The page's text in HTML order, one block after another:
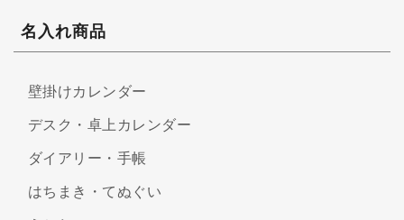
名入れ商品
壁掛けカレンダー
デスク・卓上カレンダー
ダイアリー・手帳
はちまき・てぬぐい